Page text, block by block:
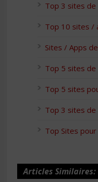
Top 3 sites
Top 10 sites /
Sites / Apps
Top 5 sites
Top 5 sites
Top 3 sites de
Top Sites pour
Articles Similaires: